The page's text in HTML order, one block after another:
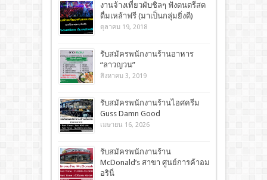
งานจ้างเที่ยวผับชิลๆ ฟังดนตรีสด
ดื่มเหล้าฟรี (มาเป็นกลุ่มยิ่งดี)
ตุลาคม 19, 2018
รับสมัครพนักงานร้านอาหาร
“ลาวญวน”
สิงหาคม 3, 2019
รับสมัครพนักงานร้านไอศครีม
Guss Damn Good
เมษายน 16, 2026
รับสมัครพนักงานร้าน
McDonald’s สาขา ศูนย์การค้าอม
อรินี่